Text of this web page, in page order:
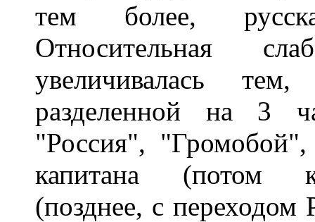
тем более,
Относительная
увеличивалась
разделенной на 3
"Россия",
капитана (потом
(позднее, с